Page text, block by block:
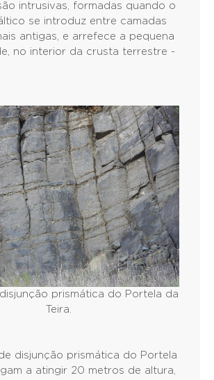
intrusivas, formadas quando o
se introduz entre camadas
antigas, e arrefece a pequena
no interior da crusta terrestre -
prismática do Portela da
Teira.
disjunção prismática do Portela
a atingir 20 metros de altura,